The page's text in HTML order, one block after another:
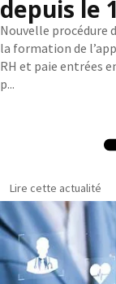
depuis le
Nouvelle procédure
la formation de
RH et paie entrées
p...
Lire cette actualité